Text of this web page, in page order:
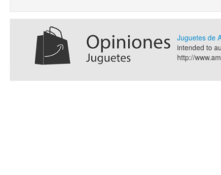
Juguetes de
intended to
http://